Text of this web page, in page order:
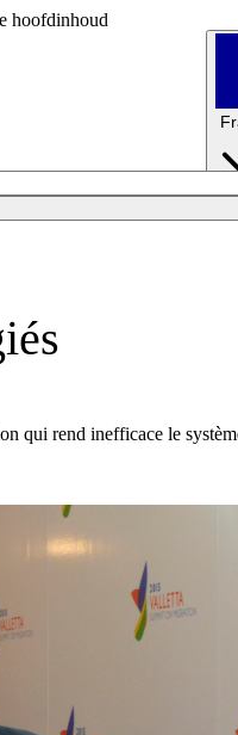
hoofdinhoud
qui rend inefficace le